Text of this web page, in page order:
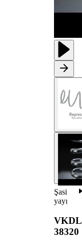
Şasi
yayı
VKDL
38320